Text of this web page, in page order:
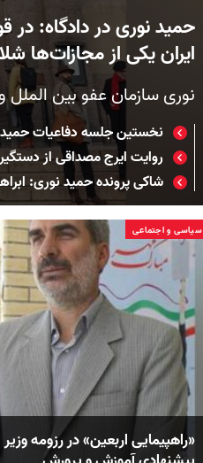
حمید نوری در دادگاه:
ایران یکی از مجازات‌ها
نوری سازمان عفو بین
نخستین جلسه دفاعیات
روایت ایرج مصداقی از
شاکی پرونده حمید نوری:
سیاسی و اجتماعی
«راهپیمایی اربعین» در رزومه وزیر